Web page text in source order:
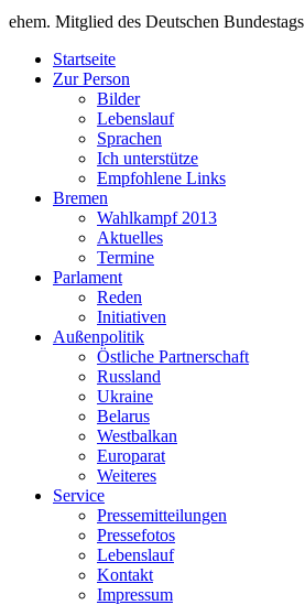
ehem. Mitglied des Deutschen Bundestags
Startseite
Zur Person
Bilder
Lebenslauf
Sprachen
Ich unterstütze
Empfohlene Links
Bremen
Wahlkampf 2013
Aktuelles
Termine
Parlament
Reden
Initiativen
Außenpolitik
Östliche Partnerschaft
Russland
Ukraine
Belarus
Westbalkan
Europarat
Weiteres
Service
Pressemitteilungen
Pressefotos
Lebenslauf
Kontakt
Impressum